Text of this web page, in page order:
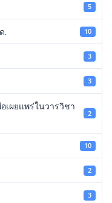
5
. 10
3
3
เผยแพร่ในวารวิชา
2
10
2
3